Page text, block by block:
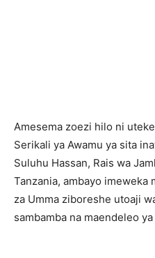
Amesema zoezi hilo ni
Serikali ya Awamu ya sita
Suluhu Hassan, Rais wa
Tanzania, ambayo imeweka
za Umma ziboreshe utoaji
sambamba na maendeleo